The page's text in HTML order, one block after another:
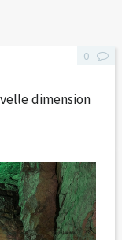
dimension
0